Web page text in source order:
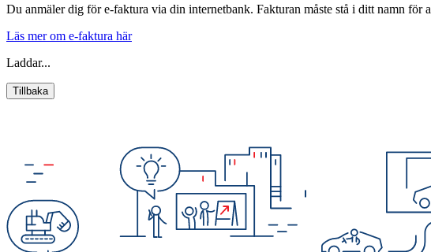
Du anmäler dig för e-faktura via din internetbank. Fakturan måste stå i ditt namn
Läs mer om e-faktura här
Laddar...
Tillbaka